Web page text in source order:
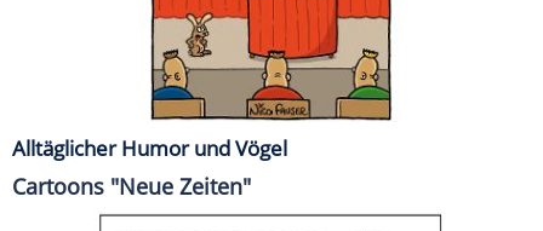
Alltäglicher Humor und Vögel
Cartoons "Neue Zeiten"